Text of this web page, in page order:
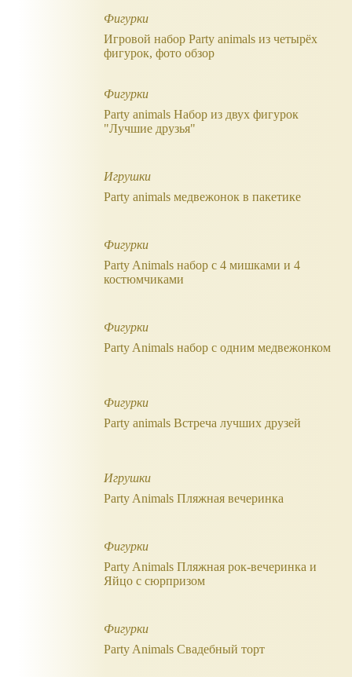
Фигурки
Игровой набор Party animals из четырёх
фигурок, фото обзор
Фигурки
Party animals Набор из двух фигурок
"Лучшие друзья"
Игрушки
Party animals медвежонок в пакетике
Фигурки
Party Animals набор с 4 мишками и 4
костюмчиками
Фигурки
Party Animals набор с одним медвежонком
Фигурки
Party animals Встреча лучших друзей
Игрушки
Party Animals Пляжная вечеринка
Фигурки
Party Animals Пляжная рок-вечеринка и
Яйцо с сюрпризом
Фигурки
Party Animals Свадебный торт